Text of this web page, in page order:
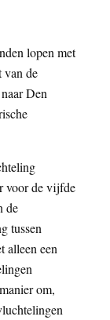
lopen met
van de
Den
voor de vijfde
de
tussen
alleen een
om,